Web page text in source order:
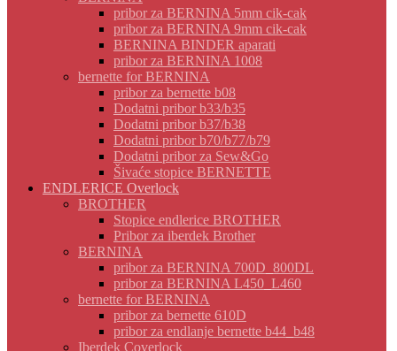
pribor za BERNINA 5mm cik-cak
pribor za BERNINA 9mm cik-cak
BERNINA BINDER aparati
pribor za BERNINA 1008
bernette for BERNINA
pribor za bernette b08
Dodatni pribor b33/b35
Dodatni pribor b37/b38
Dodatni pribor b70/b77/b79
Dodatni pribor za Sew&Go
Šivaće stopice BERNETTE
ENDLERICE Overlock
BROTHER
Stopice endlerice BROTHER
Pribor za iberdek Brother
BERNINA
pribor za BERNINA 700D_800DL
pribor za BERNINA L450_L460
bernette for BERNINA
pribor za bernette 610D
pribor za endlanje bernette b44_b48
Iberdek Coverlock